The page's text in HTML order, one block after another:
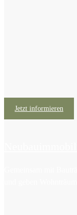
Jetzt informieren